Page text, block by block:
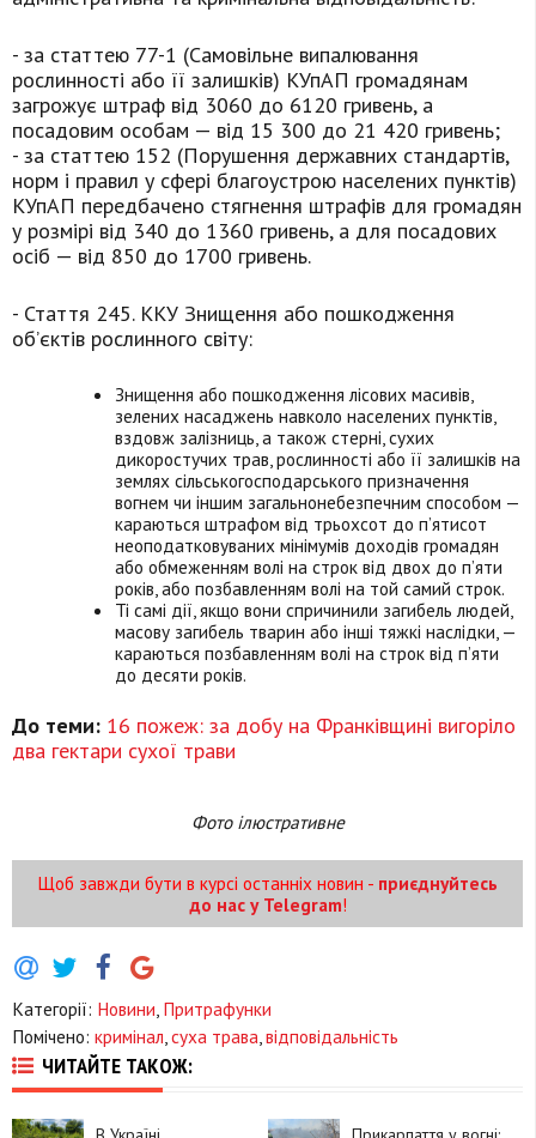
- за статтею 77-1 (Самовільне випалювання
рослинності або її залишків) КУпАП громадянам
загрожує штраф від 3060 до 6120 гривень, а
посадовим особам — від 15 300 до 21 420 гривень;
- за статтею 152 (Порушення державних стандартів,
норм і правил у сфері благоустрою населених пунктів)
КУпАП передбачено стягнення штрафів для громадян
у розмірі від 340 до 1360 гривень, а для посадових
осіб — від 850 до 1700 гривень.
- Стаття 245. ККУ Знищення або пошкодження
об’єктів рослинного світу:
Знищення або пошкодження лісових масивів,
зелених насаджень навколо населених пунктів,
вздовж залізниць, а також стерні, сухих
дикоростучих трав, рослинності або її залишків на
землях сільськогосподарського призначення
вогнем чи іншим загальнонебезпечним способом —
караються штрафом від трьохсот до п’ятисот
неоподатковуваних мінімумів доходів громадян
або обмеженням волі на строк від двох до п’яти
років, або позбавленням волі на той самий строк.
Ті самі дії, якщо вони спричинили загибель людей,
масову загибель тварин або інші тяжкі наслідки, —
караються позбавленням волі на строк від п’яти
до десяти років.
До теми: 16 пожеж: за добу на Франківщині вигоріло
два гектари сухої трави
Фото ілюстративне
Щоб завжди бути в курсі останніх новин - приєднуйтесь
до нас у Telegram!
Категорії: Новини, Притрафунки
Помічено: кримінал,суха трава,відповідальність
ЧИТАЙТЕ ТАКОЖ: